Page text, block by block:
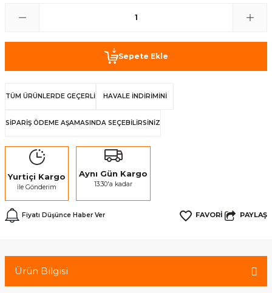
Sepete Ekle
TÜM ÜRÜNLERDE GEÇERLİ HAVALE İNDİRİMİNİ
SİPARİŞ ÖDEME AŞAMASINDA SEÇEBİLİRSİNİZ
Yurtiçi Kargo
ile Gönderim
Aynı Gün Kargo
13:30'a kadar
Fiyatı Düşünce Haber Ver PAYLAŞ
Ürün Bilgisi